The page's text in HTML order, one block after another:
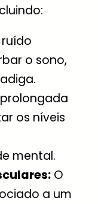
ruído
o sono,
os níveis
mental.
O
a um